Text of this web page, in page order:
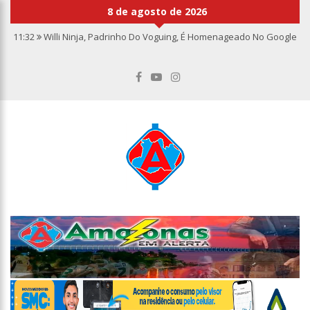
8 de agosto de 2026
11:32 Willi Ninja, Padrinho Do Voguing, É Homenageado No Google
recuar
Linhas telefônicas do CCC seguem inoperantes em razão de
falha complexa na Oi
Quarteto é preso por furto de transformador de poste em
Manaus
Dudu Camargo foi demitido do SBT após defecar no chão do
10:22 El Niño começa antes do esperado e climatologistas veem
chance de um “super El Niño”
13:09 Ipem-AM flagra irregularidades na pesagem de produtos e
notifica supermercado em Manaus
13:05 Mãe e padrasto são presos suspeitos de estupr4r criança de
cinco anos, em Parintins